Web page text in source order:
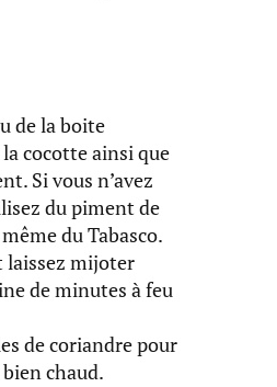
de la boite
cocotte ainsi que
Si vous n’avez
du piment de
du Tabasco.
laissez mijoter
de minutes à feu
de coriandre pour
chaud.